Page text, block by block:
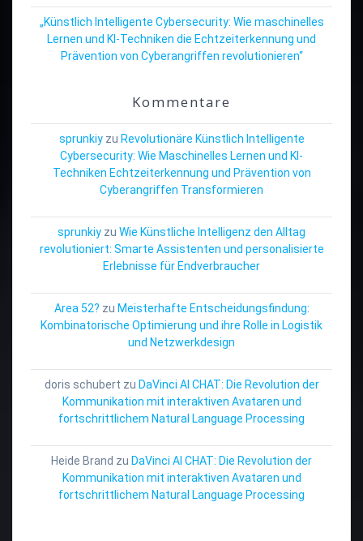
„Künstlich Intelligente Cybersecurity: Wie maschinelles
Lernen und KI-Techniken die Echtzeiterkennung und
Prävention von Cyberangriffen revolutionieren“
Kommentare
sprunkiyzu Revolutionäre Künstlich Intelligente
Cybersecurity: Wie Maschinelles Lernen und KI-
Techniken Echtzeiterkennung und Prävention von
Cyberangriffen Transformieren
sprunkiy zu Wie Künstliche Intelligenz den Alltag
revolutioniert: Smarte Assistenten und personalisierte
Erlebnisse für Endverbraucher
Area 52? zu Meisterhafte Entscheidungsfindung:
Kombinatorische Optimierung und ihre Rolle in Logistik
und Netzwerkdesign
doris schubert zu DaVinci AI CHAT: Die Revolution der
Kommunikation mit interaktiven Avataren und
fortschrittlichem Natural Language Processing
Heide Brand zu DaVinci AI CHAT: Die Revolution der
Kommunikation mit interaktiven Avataren und
fortschrittlichem Natural Language Processing